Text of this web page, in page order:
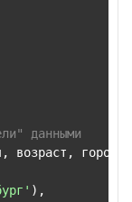
данными
возраст, город)
),